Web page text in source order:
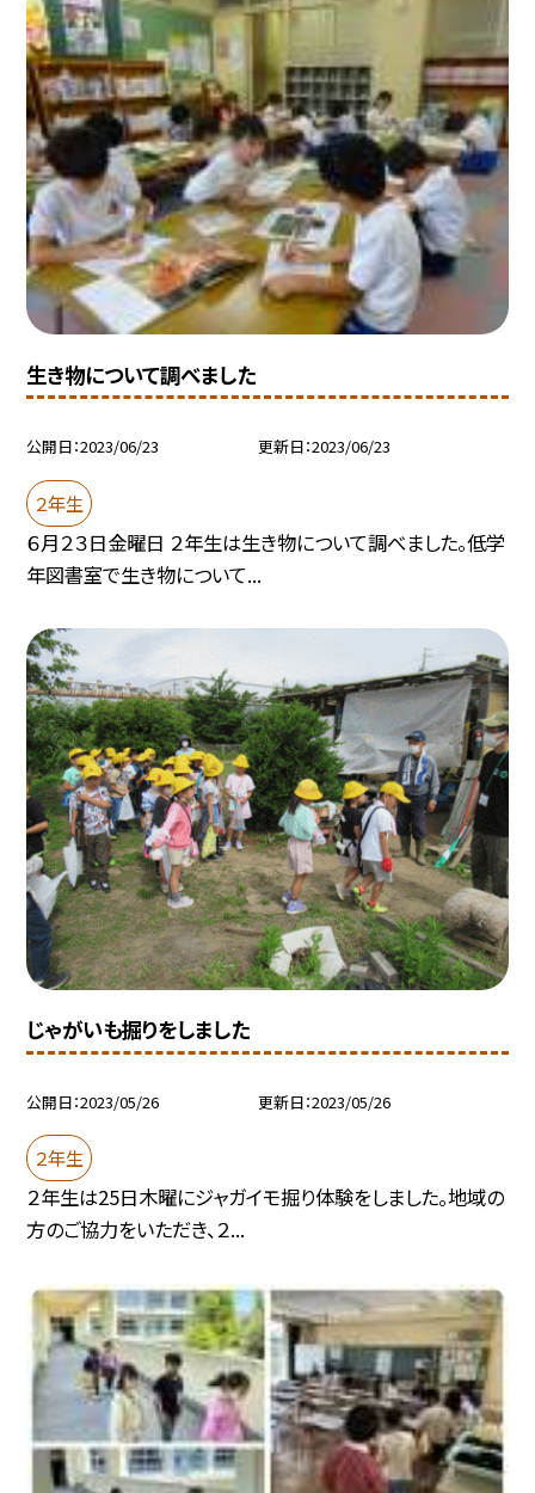
生き物について調べました
公開日 2023/06/23 更新日 2023/06/23
２年生
６月２３日金曜日 ２年生は生き物について調べました。低学
年図書室で生き物について...
じゃがいも掘りをしました
公開日 2023/05/26 更新日 2023/05/26
２年生
２年生は25日木曜にジャガイモ掘り体験をしました。地域の
方のご協力をいただき、２...